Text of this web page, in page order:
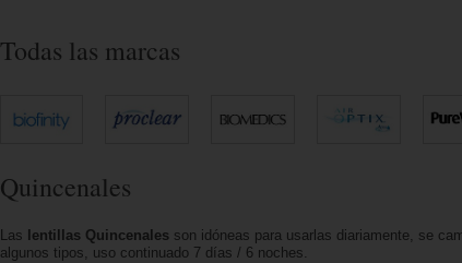
Todas las marcas
Quincenales
Las lentillas Quincenales son idóneas para usarlas diariamente, se
algunos tipos, uso continuado 7 días / 6 noches.